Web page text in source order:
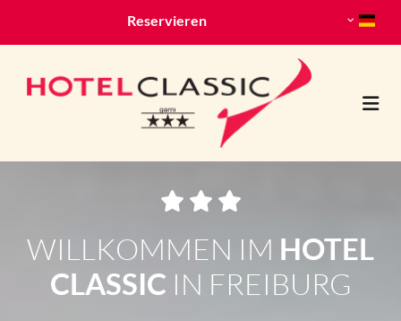
Reservieren
  
WILLKOMMEN IM HOTEL
CLASSIC IN FREIBURG